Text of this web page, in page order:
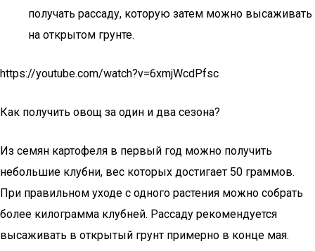
получать рассаду, которую затем можно высаживать
на открытом грунте.
https://youtube.com/watch?v=6xmjWcdPfsc
Как получить овощ за один и два сезона?
Из семян картофеля в первый год можно получить
небольшие клубни, вес которых достигает 50 граммов.
При правильном уходе с одного растения можно собрать
более килограмма клубней. Рассаду рекомендуется
высаживать в открытый грунт примерно в конце мая.